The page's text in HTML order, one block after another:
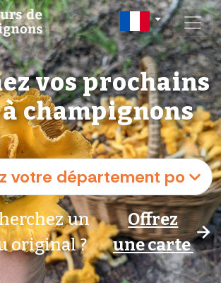
vos prochains
champignons
un
original ?
Offrez
une carte